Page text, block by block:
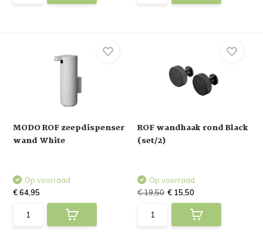
MODO ROF zeepdispenser
wand White
Op voorraad
€ 64,95
ROF wandhaak rond Black
(set/2)
Op voorraad
€ 19,50 € 15,50